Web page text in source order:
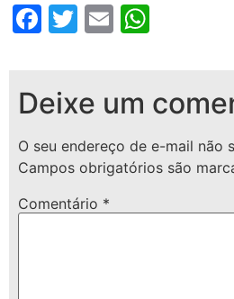
Facebook
Twitter
Email
Deixe um
O seu endereço de e-mail não
Campos obrigatórios são
Comentário *